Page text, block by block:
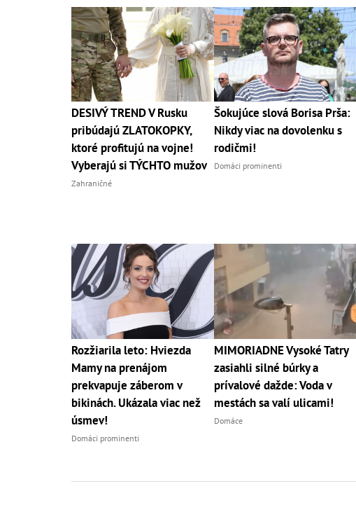
DESIVÝ TREND V Rusku
pribúdajú ZLATOKOPKY,
ktoré profitujú na vojne!
Vyberajú si TÝCHTO mužov
Zahraničné
Šokujúce slová Borisa Prša:
Nikdy viac na dovolenku s
rodičmi!
Domáci prominenti
Rozžiarila leto: Hviezda
Mamy na prenájom
prekvapuje záberom v
bikinách. Ukázala viac než
úsmev!
Domáci prominenti
MIMORIADNE Vysoké Tatry
zasiahli silné búrky a
prívalové dažde: Voda v
mestách sa valí ulicami!
Domáce